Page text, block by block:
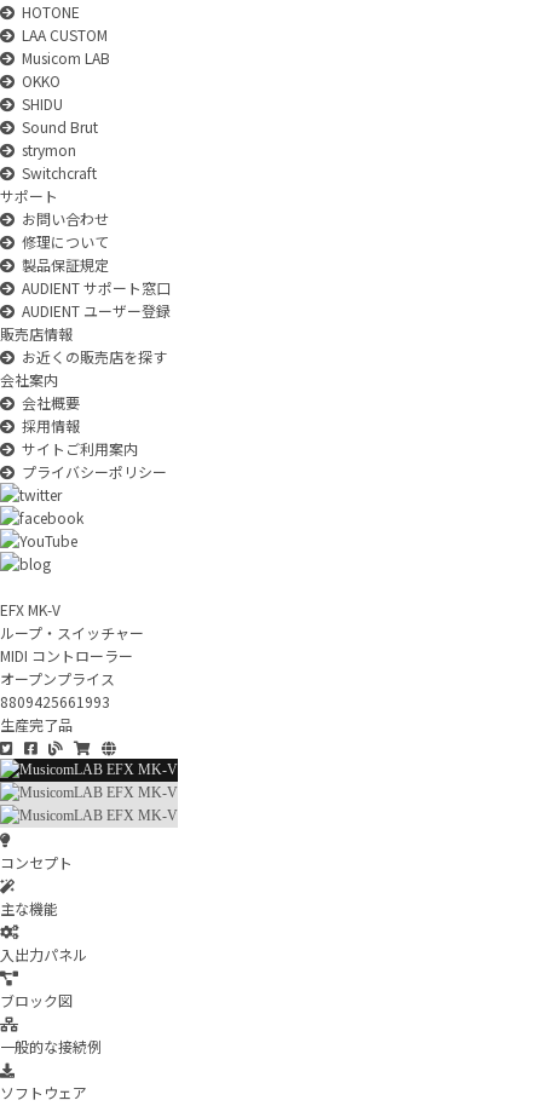
HOTONE
LAA CUSTOM
Musicom LAB
OKKO
SHIDU
Sound Brut
strymon
Switchcraft
サポート
お問い合わせ
修理について
製品保証規定
AUDIENT サポート窓口
AUDIENT ユーザー登録
販売店情報
お近くの販売店を探す
会社案内
会社概要
採用情報
サイトご利用案内
プライバシーポリシー
EFX MK-V
ループ・スイッチャー
MIDI コントローラー
オープンプライス
8809425661993
生産完了品
コンセプト
主な機能
入出力パネル
ブロック図
一般的な接続例
ソフトウェア